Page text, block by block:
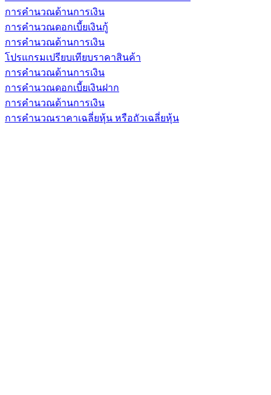
การคำนวณด้านการเงิน
การคำนวณดอกเบี้ยเงินกู้
การคำนวณด้านการเงิน
โปรแกรมเปรียบเทียบราคาสินค้า
การคำนวณด้านการเงิน
การคำนวณดอกเบี้ยเงินฝาก
การคำนวณด้านการเงิน
การคำนวณราคาเฉลี่ยหุ้น หรือถัวเฉลี่ยหุ้น